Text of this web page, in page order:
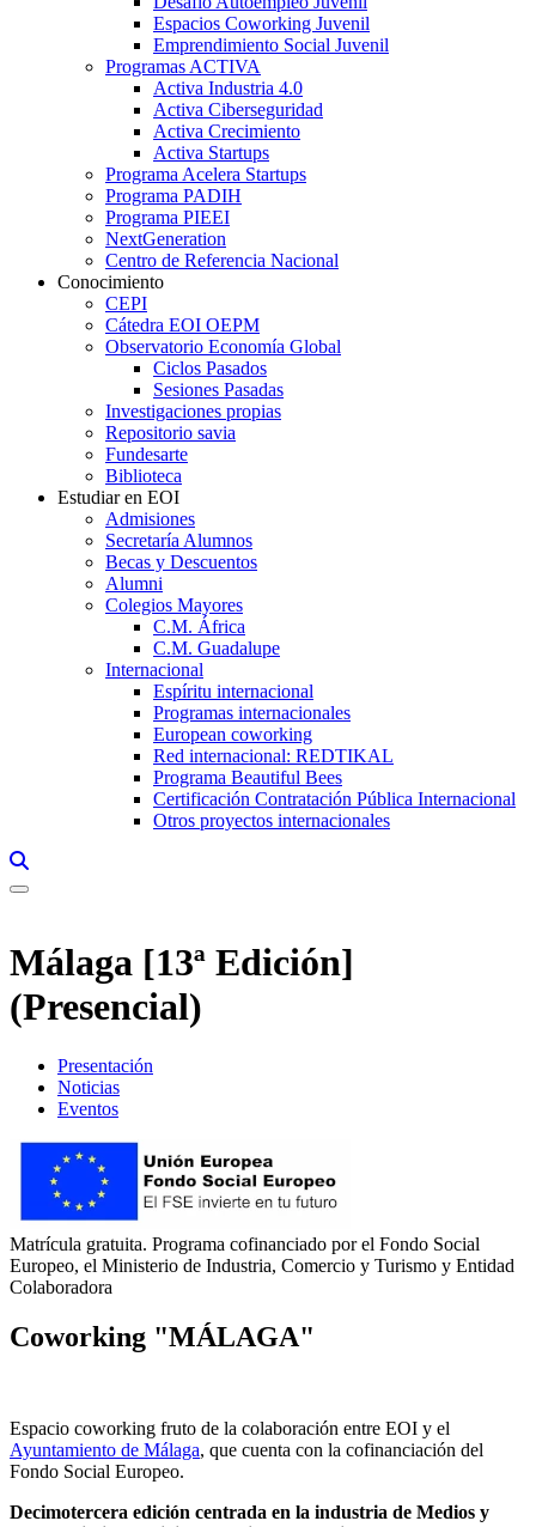
Espacios Coworking Juvenil
Emprendimiento Social Juvenil
Programas ACTIVA
Activa Industria 4.0
Activa Ciberseguridad
Activa Crecimiento
Activa Startups
Programa Acelera Startups
Programa PADIH
Programa PIEEI
NextGeneration
Centro de Referencia Nacional
Conocimiento
CEPI
Cátedra EOI OEPM
Observatorio Economía Global
Ciclos Pasados
Sesiones Pasadas
Investigaciones propias
Repositorio savia
Fundesarte
Biblioteca
Estudiar en EOI
Admisiones
Secretaría Alumnos
Becas y Descuentos
Alumni
Colegios Mayores
C.M. África
C.M. Guadalupe
Internacional
Espíritu internacional
Programas internacionales
European coworking
Red internacional: REDTIKAL
Programa Beautiful Bees
Certificación Contratación Pública Internacional
Otros proyectos internacionales
Málaga [13ª Edición]
(Presencial)
Presentación
Noticias
Eventos
Matrícula gratuita. Programa cofinanciado por el Fondo Social
Europeo, el Ministerio de Industria, Comercio y Turismo y Entidad
Colaboradora
Coworking "MÁLAGA"
Espacio coworking fruto de la colaboración entre EOI y el
Ayuntamiento de Málaga, que cuenta con la cofinanciación del
Fondo Social Europeo.
Decimotercera edición centrada en la industria de Medios y